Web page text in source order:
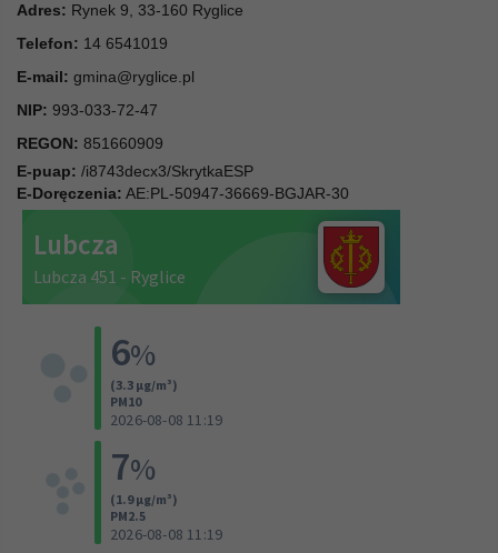
Adres: Rynek 9, 33-160 Ryglice
Telefon: 14 6541019
E-mail: gmina@ryglice.pl
NIP: 993-033-72-47
REGON: 851660909
E-puap: /i8743decx3/SkrytkaESP
E-Doręczenia: AE:PL-50947-36669-BGJAR-30